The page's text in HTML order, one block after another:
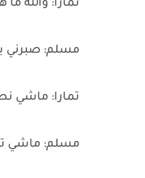
تمارا: والله
مسلم: صبرني
تمارا: ماشي
مسلم: ماشي